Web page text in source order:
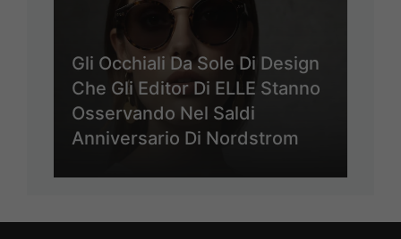
Gli Occhiali Da Sole Di Design
Che Gli Editor Di ELLE Stanno
Osservando Nel Saldi
Anniversario Di Nordstrom